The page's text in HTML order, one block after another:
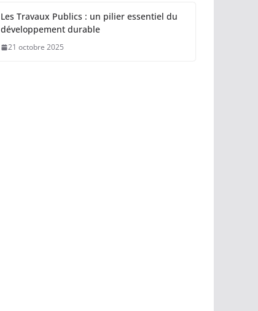
Les Travaux Publics : un pilier essentiel du
développement durable
21 octobre 2025